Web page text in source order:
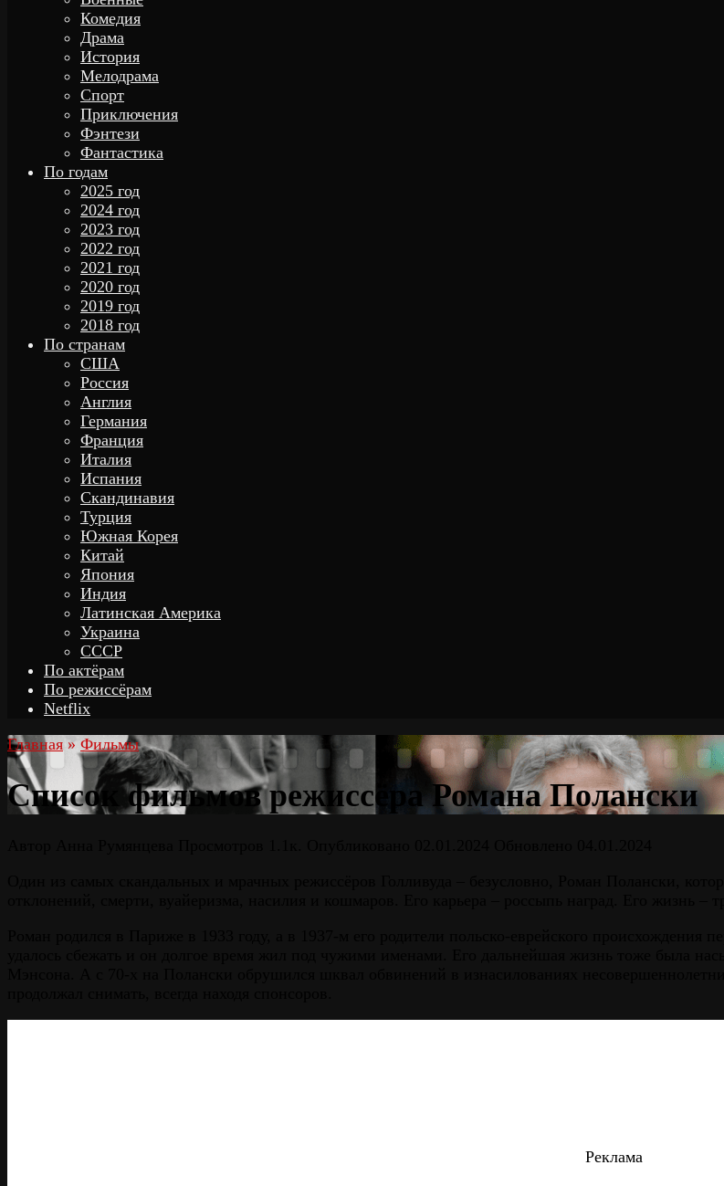
Комедия
Драма
История
Мелодрама
Спорт
Приключения
Фэнтези
Фантастика
По годам
2025 год
2024 год
2023 год
2022 год
2021 год
2020 год
2019 год
2018 год
По странам
США
Россия
Англия
Германия
Франция
Италия
Испания
Скандинавия
Турция
Южная Корея
Китай
Япония
Индия
Латинская Америка
Украина
СССР
По актёрам
По режиссёрам
Netflix
Главная » Фильмы
Список фильмов режиссёра Романа Полански
Реклама